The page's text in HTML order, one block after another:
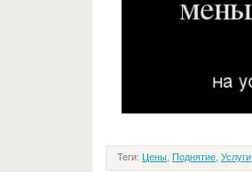
Теги: Цены Поднятие Услуги